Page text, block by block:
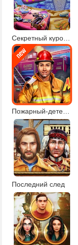
Секретный курорт для знаменитостей
Пожарный-детектив
Последний след